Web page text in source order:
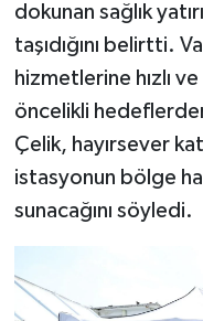
dokunan sağlık
taşıdığını belirtti.
hizmetlerine hızlı
öncelikli
Çelik, hayırsever
istasyonun bölge
sunacağını söyledi.